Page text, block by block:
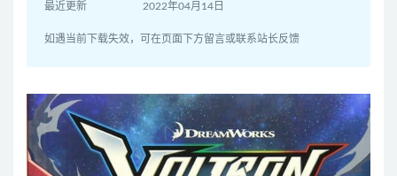
最近更新 2022年04月14日
如遇当前下载失效，可在页面下方留言或联系站长反馈